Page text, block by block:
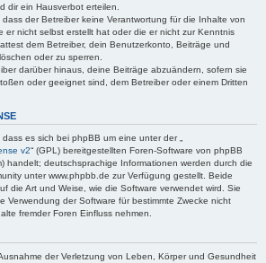
dir ein Hausverbot erteilen.
der Betreiber keine Verantwortung für die Inhalte von
er nicht selbst erstellt hat oder die er nicht zur Kenntnis
dem Betreiber, dein Benutzerkonto, Beiträge und
oder zu sperren.
darüber hinaus, deine Beiträge abzuändern, sofern sie
oder geeignet sind, dem Betreiber oder einem Dritten
es sich bei phpBB um eine unter der „
v2“ (GPL) bereitgestellten Foren-Software von phpBB
handelt; deutschsprachige Informationen werden durch die
unter www.phpbb.de zur Verfügung gestellt. Beide
die Art und Weise, wie die Software verwendet wird. Sie
Verwendung der Software für bestimmte Zwecke nicht
fremder Foren Einfluss nehmen.
der Verletzung von Leben, Körper und Gesundheit